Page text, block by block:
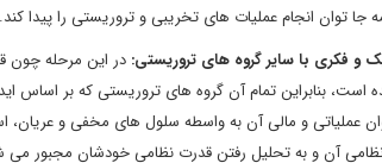
توان انجام عملیات های تخریبی و تروریستی را پیدا کند.
و فکری با سایر گروه های تروریستی: در این مرحله چون
بنابراین تمام آن گروه های تروریستی که بر اساس
عملیاتی و مالی آن به واسطه سلول های مخفی و عریان،
نظامی آن و به تحلیل رفتن قدرت نظامی خودشان مجبور